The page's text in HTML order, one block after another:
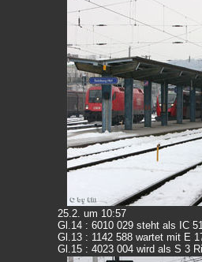
25.2. um 10:57
Gl.14 : 6010 029 steht als IC
Gl.13 : 1142 588 wartet mit E
Gl.15 : 4023 004 wird als S 3